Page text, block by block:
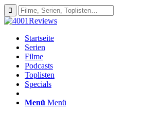
Startseite
Serien
Filme
Podcasts
Toplisten
Specials
Menü Menü